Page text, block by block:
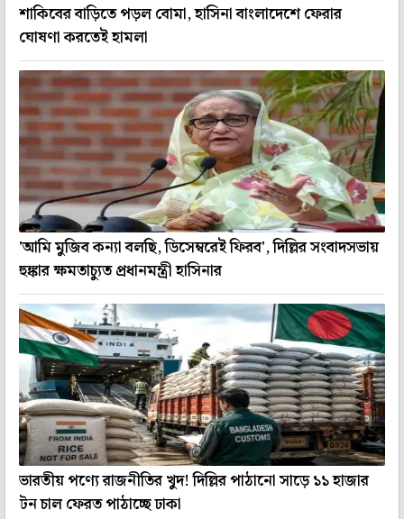
শাকিবের বাড়িতে পড়ল বোমা, হাসিনা বাংলাদেশে ফেরার
ঘোষণা করতেই হামলা
'আমি মুজিব কন্যা বলছি, ডিসেম্বরেই ফিরব', দিল্লির সংবাদসভায়
হুঙ্কার ক্ষমতাচ্যুত প্রধানমন্ত্রী হাসিনার
ভারতীয় পণ্যে রাজনীতির খুদ! দিল্লির পাঠানো সাড়ে ১১ হাজার
টন চাল ফেরত পাঠাচ্ছে ঢাকা